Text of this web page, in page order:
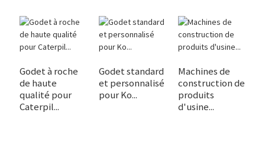
Godet à roche
de haute
qualité pour
Caterpil...
Godet standard
et personnalisé
pour Ko...
Machines de
construction de
produits
d'usine...